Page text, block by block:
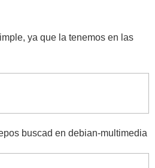
ya que la tenemos en las
buscad en debian-multimedia